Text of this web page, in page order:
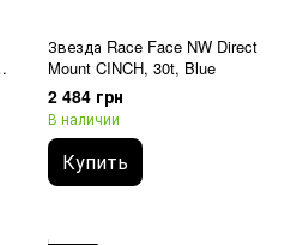
Звезда Race Face NW Direct
Mount CINCH, 30t, Blue
2 484 грн
В наличии
Купить